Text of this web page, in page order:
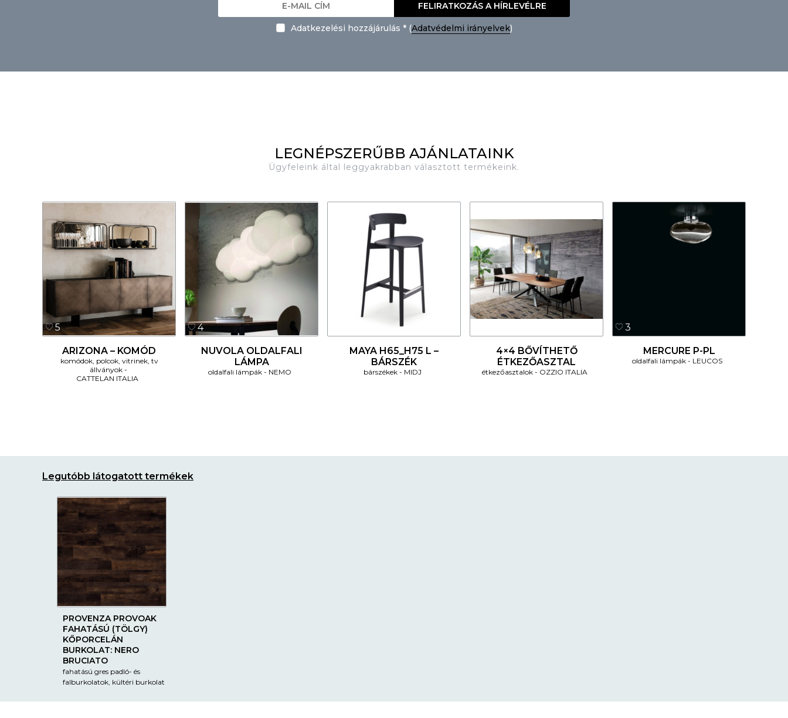
FELIRATKOZÁS A HÍRLEVÉLRE
Adatkezelési hozzájárulás * (Adatvédelmi irányelvek)
LEGNÉPSZERŰBB AJÁNLATAINK
Ügyfeleink által leggyakrabban választott termékeink.
5
ARIZONA – KOMÓD
komódok, polcok, vitrinek, tv
állványok
CATTELAN ITALIA
4
NUVOLA OLDALFALI
LÁMPA
oldalfali lámpák NEMO
MAYA H65_H75 L –
BÁRSZÉK
bárszékek MIDJ
4×4 BŐVÍTHETŐ
ÉTKEZŐASZTAL
étkezőasztalok OZZIO ITALIA
3
MERCURE P-PL
oldalfali lámpák LEUCOS
Legutóbb látogatott termékek
PROVENZA PROVOAK
FAHATÁSÚ (TÖLGY)
KŐPORCELÁN
BURKOLAT: NERO
BRUCIATO
fahatású gres padló- és
falburkolatok, kültéri burkolat